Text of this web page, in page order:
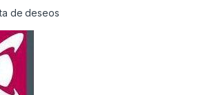
de deseos